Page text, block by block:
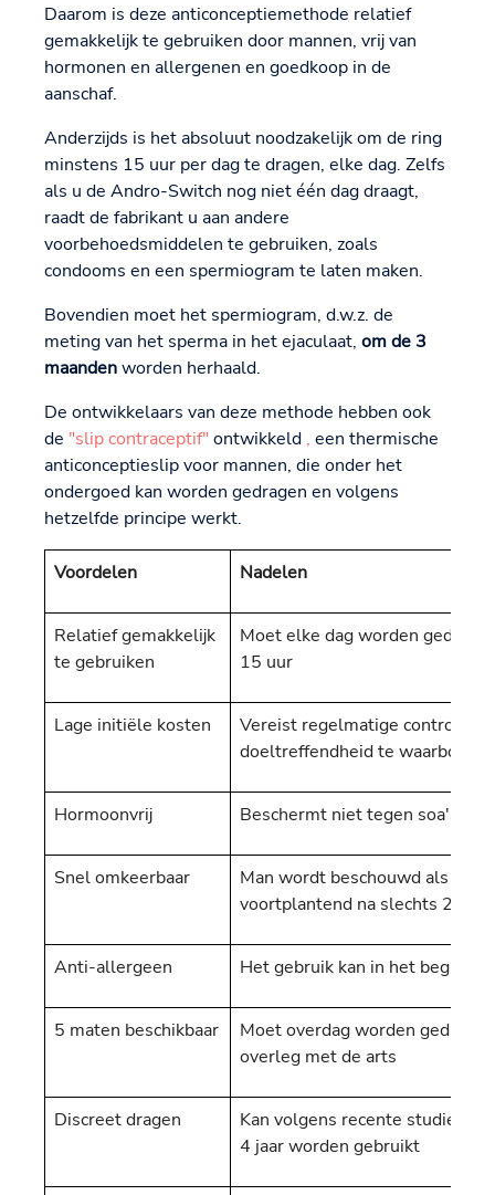
Daarom is deze anticonceptiemethode relatief
gemakkelijk te gebruiken door mannen, vrij van
hormonen en allergenen en goedkoop in de
aanschaf.
Anderzijds is het absoluut noodzakelijk om de ring
minstens 15 uur per dag te dragen, elke dag. Zelfs
als u de Andro-Switch nog niet één dag draagt,
raadt de fabrikant u aan andere
voorbehoedsmiddelen te gebruiken, zoals
condooms en een spermiogram te laten maken.
Bovendien moet het spermiogram, d.w.z. de
meting van het sperma in het ejaculaat, om de 3
maandenworden herhaald.
De ontwikkelaars van deze methode hebben ook
de "slip contraceptif"ontwikkeld , een thermische
anticonceptieslip voor mannen, die onder het
ondergoed kan worden gedragen en volgens
hetzelfde principe werkt.
Voordelen Nadelen
Relatief gemakkelijk
te gebruiken
Moet elke dag worden
15 uur
Lage initiële kosten
Vereist regelmatige controle
doeltreffendheid te waarborgen
Hormoonvrij Beschermt niet tegen soa's
Snel omkeerbaar
Man wordt beschouwd als
voortplantend na slechts 24
Anti-allergeen Het gebruik kan in het begin
5 maten beschikbaar
Moet overdag worden
overleg met de arts
Discreet dragen
Kan volgens recente studies
4 jaar worden gebruikt